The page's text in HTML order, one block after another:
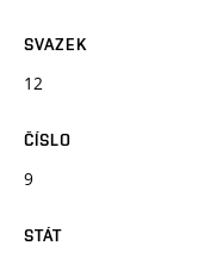
SVAZEK
12
ČÍSLO
9
STÁT